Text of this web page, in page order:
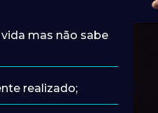
mas não sabe
realizado;